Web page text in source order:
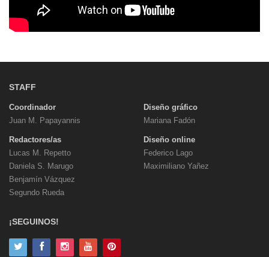
STAFF
Coordinador
Juan M. Papayannis
Redactores/as
Lucas M. Repetto
Daniela S. Marugo
Benjamín Vázquez
Segundo Rueda
Diseño gráfico
Mariana Fadón
Diseño online
Federico Lago
Maximiliano Yañez
¡SEGUINOS!